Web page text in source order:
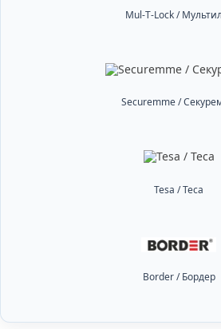
Mul-T-Lock /
Securemme /
Tesa / Теса
Border / Бордер